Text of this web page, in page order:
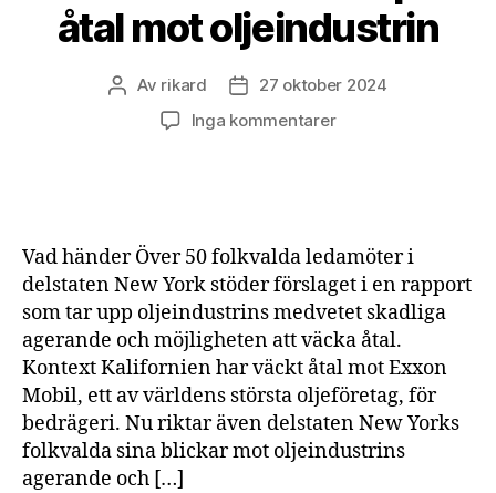
åtal mot oljeindustrin
Inläggsförfattare
Av rikard Inläggsdatum
27 oktober 2024
Inga kommentarertill
åtal
mot
oljeindustrin
Vad händer Över 50 folkvalda ledamöter i
delstaten New York stöder förslaget i en rapport
som tar upp oljeindustrins medvetet skadliga
agerande och möjligheten att väcka åtal.
Kontext Kalifornien har väckt åtal mot Exxon
Mobil, ett av världens största oljeföretag, för
bedrägeri. Nu riktar även delstaten New Yorks
folkvalda sina blickar mot oljeindustrins
agerande och […]